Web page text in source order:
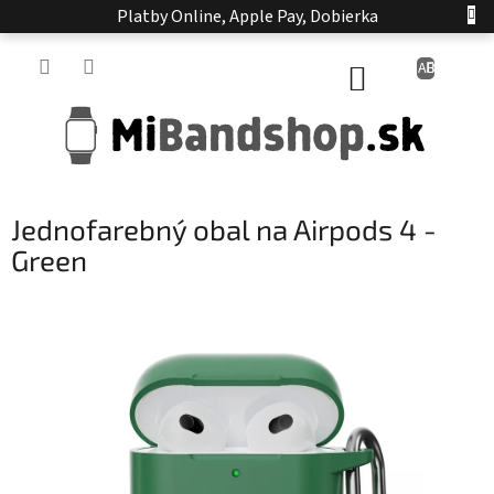
na
Platby Online, Apple Pay, Dobierka
NÁKUPNÝ
Jednofarebný obal na Airpods 4 -
Green